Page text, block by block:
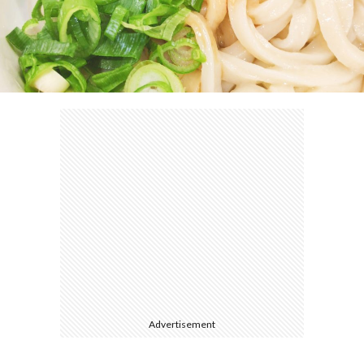
歩
ブ
ロ
Advertisement